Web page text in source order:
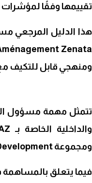
تقييمها وفقًا لمؤشرات
ومنهجي قابل للتكيف
تتمثل مهمة مسؤول
ومجموعة CDG Development.